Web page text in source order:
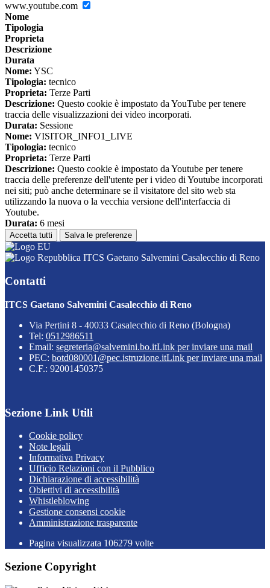
www.youtube.com
Nome
Tipologia
Proprieta
Descrizione
Durata
Nome: YSC
Tipologia: tecnico
Proprieta: Terze Parti
Descrizione: Questo cookie è impostato da YouTube per tenere
traccia delle visualizzazioni dei video incorporati.
Durata: Sessione
Nome: VISITOR_INFO1_LIVE
Tipologia: tecnico
Proprieta: Terze Parti
Descrizione: Questo cookie è impostato da Youtube per tenere
traccia delle preferenze dell'utente per i video di Youtube incorporati
nei siti; può anche determinare se il visitatore del sito web sta
utilizzando la nuova o la vecchia versione dell'interfaccia di
Youtube.
Durata: 6 mesi
Accetta tutti Salva le preferenze
ITCS Gaetano Salvemini Casalecchio di Reno
Contatti
ITCS Gaetano Salvemini Casalecchio di Reno
Via Pertini 8 - 40033 Casalecchio di Reno (Bologna)
Tel: 0512986511
Email: segreteria@salvemini.bo.itLink per inviare una mail
PEC: botd080001@pec.istruzione.itLink per inviare una mail
C.F.: 92001450375
Sezione Link Utili
Cookie policy
Note legali
Informativa Privacy
Ufficio Relazioni con il Pubblico
Dichiarazione di accessibilità
Obiettivi di accessibilità
Whistleblowing
Gestione consensi cookie
Amministrazione trasparente
Pagina visualizzata 106279 volte
Sezione Copyright